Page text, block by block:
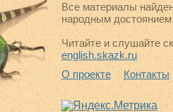
Все материалы
народным достоянием
Читайте и слушайте
english.skazk.ru
О проекте
Контакты